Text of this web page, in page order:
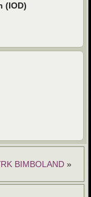
(IOD)
BIMBOLAND»